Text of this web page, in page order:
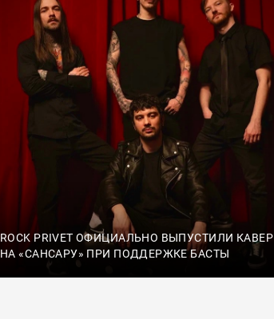
ROCK PRIVET ОФИЦИАЛЬНО ВЫПУСТИЛИ КАВЕР
НА «САНСАРУ» ПРИ ПОДДЕРЖКЕ БАСТЫ